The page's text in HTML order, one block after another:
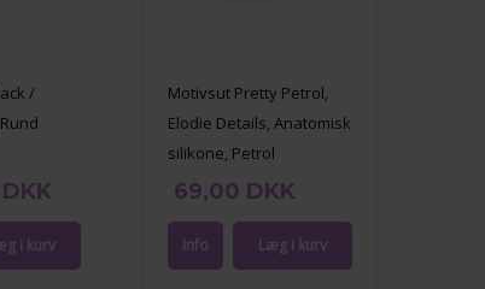
/
Motivsut Pretty Petrol,
Elodie Details, Anatomisk
silikone, Petrol
69,00 DKK